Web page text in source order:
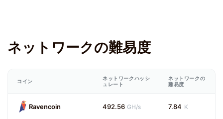
ネットワークの難易度
コイン
ネットワークハッシ
ュレート
ネットワークの
難易度
Ravencoin 492.56 GH/s 7.84 K